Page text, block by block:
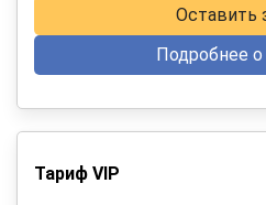
Оставить
Подробнее
Тариф VIP